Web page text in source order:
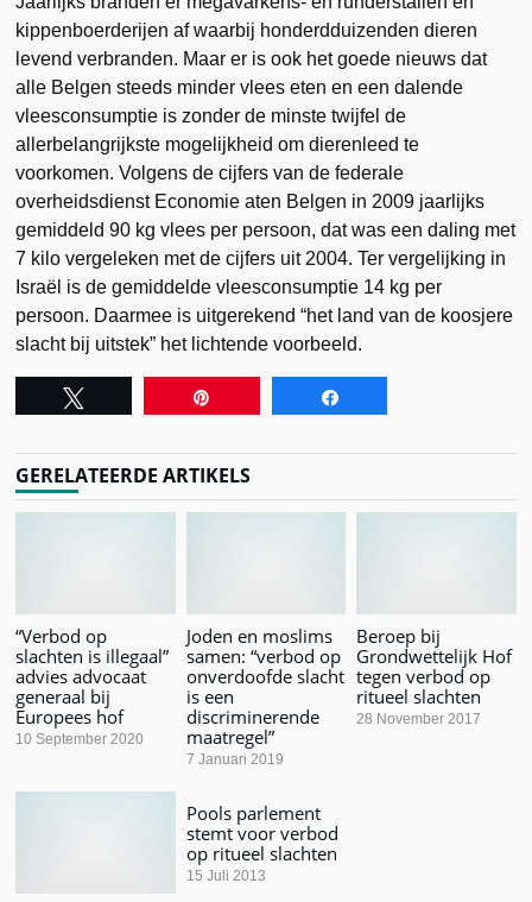
kippenboerderijen af waarbij honderdduizenden dieren
levend verbranden. Maar er is ook het goede nieuws dat
alle Belgen steeds minder vlees eten en een dalende
vleesconsumptie is zonder de minste twijfel de
allerbelangrijkste mogelijkheid om dierenleed te
voorkomen. Volgens de cijfers van de federale
overheidsdienst Economie aten Belgen in 2009 jaarlijks
gemiddeld 90 kg vlees per persoon, dat was een daling met
7 kilo vergeleken met de cijfers uit 2004. Ter vergelijking in
Israël is de gemiddelde vleesconsumptie 14 kg per
persoon. Daarmee is uitgerekend “het land van de koosjere
slacht bij uitstek” het lichtende voorbeeld.
GERELATEERDE ARTIKELS
“Verbod op
slachten is illegaal”
advies advocaat
generaal bij
Europees hof
10 September 2020
Joden en moslims
samen: “verbod op
onverdoofde slacht
is een
discriminerende
maatregel”
7 Januari 2019
Beroep bij
Grondwettelijk Hof
tegen verbod op
ritueel slachten
28 November 2017
Pools parlement
stemt voor verbod
op ritueel slachten
15 Juli 2013